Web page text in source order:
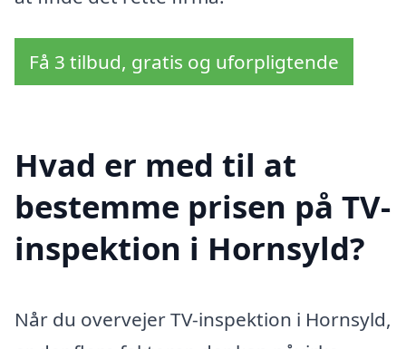
Få 3 tilbud, gratis og uforpligtende
Hvad er med til at
bestemme prisen på TV-
inspektion i Hornsyld?
Når du overvejer TV-inspektion i Hornsyld,